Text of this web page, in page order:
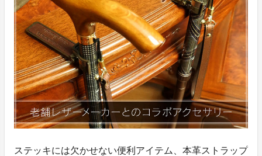
ステッキには欠かせない便利アイテム、本革ストラップ